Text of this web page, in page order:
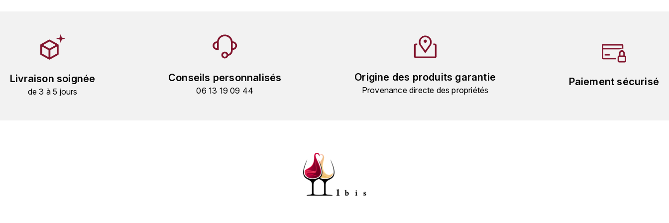
Livraison soignée
de 3 à 5 jours
Conseils personnalisés
06 13 19 09 44
Origine des produits garantie
Provenance directe des propriétés
Paiement sécurisé